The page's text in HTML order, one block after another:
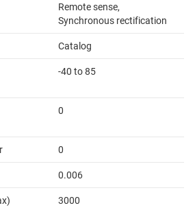
Remote sense,
Synchronous rectification
Catalog
-40 to 85
0
0
0.006
3000